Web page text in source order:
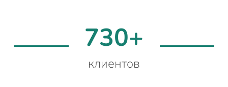
730+
клиентов